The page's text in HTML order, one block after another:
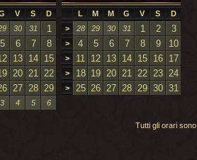
V S
D
30 31 1
5 6 7 8
13 14 15
20 21 22
27 28 29
3 4 5 6
L M M G V S
D
>
28 29 30 31 1 2 3
> 4 5 6 7 8 9 10
> 11 12 13 14 15 16 17
> 18 19 20 21 22 23 24
> 25 26 27 28 29 30 31
Tutti gli orari